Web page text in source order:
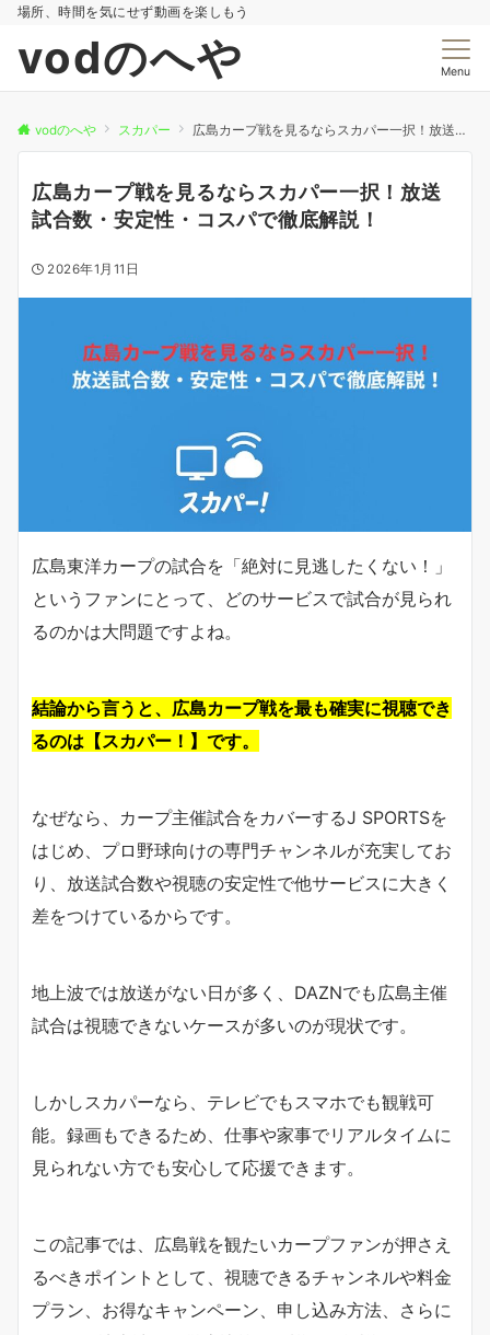
場所、時間を気にせず動画を楽しもう
vodのへや Menu
vodのへや スカパー 広島カープ戦を見るならスカパー一択！放送試合数・安定性・コスパで徹底解説！
広島カープ戦を見るならスカパー一択！放送
試合数・安定性・コスパで徹底解説！
2026年1月11日
広島東洋カープの試合を「絶対に見逃したくない！」
というファンにとって、どのサービスで試合が見られ
るのかは大問題ですよね。
結論から言うと、広島カープ戦を最も確実に視聴でき
るのは【スカパー！】です。
なぜなら、カープ主催試合をカバーするJ SPORTSを
はじめ、プロ野球向けの専門チャンネルが充実してお
り、放送試合数や視聴の安定性で他サービスに大きく
差をつけているからです。
地上波では放送がない日が多く、DAZNでも広島主催
試合は視聴できないケースが多いのが現状です。
しかしスカパーなら、テレビでもスマホでも観戦可
能。録画もできるため、仕事や家事でリアルタイムに
見られない方でも安心して応援できます。
この記事では、広島戦を観たいカープファンが押さえ
るべきポイントとして、視聴できるチャンネルや料金
プラン、お得なキャンペーン、申し込み方法、さらに